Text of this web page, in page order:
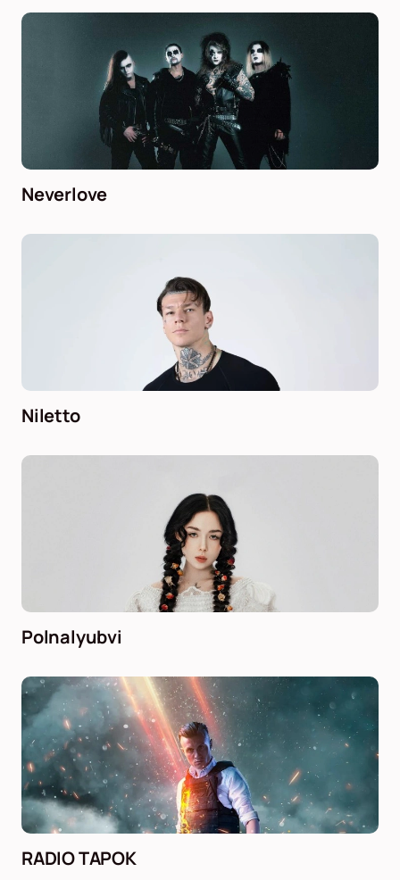
Neverlove
Niletto
Polnalyubvi
RADIO TAPOK